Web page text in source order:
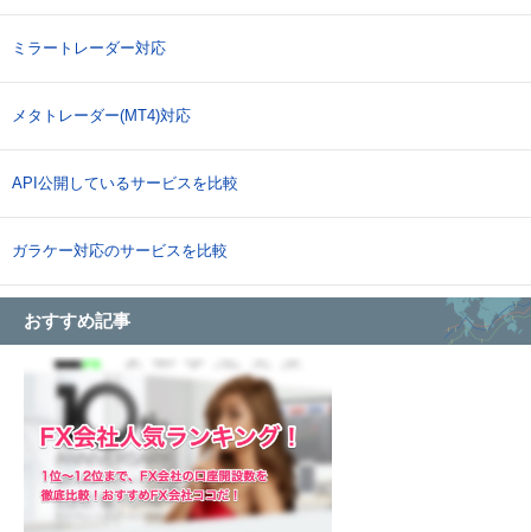
ミラートレーダー対応
メタトレーダー(MT4)対応
API公開しているサービスを比較
ガラケー対応のサービスを比較
おすすめ記事